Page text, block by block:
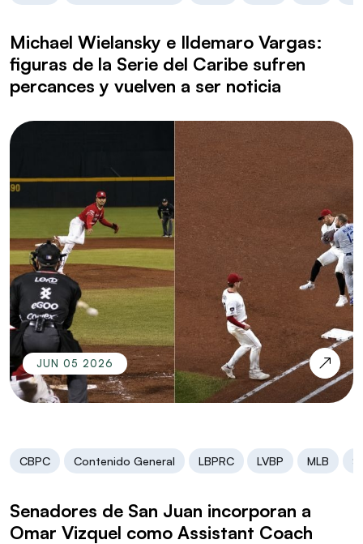
Michael Wielansky e Ildemaro Vargas:
figuras de la Serie del Caribe sufren
percances y vuelven a ser noticia
JUN 05 2026
CBPC Contenido General LBPRC LVBP MLB
Senadores de San Juan incorporan a
Omar Vizquel como Assistant Coach